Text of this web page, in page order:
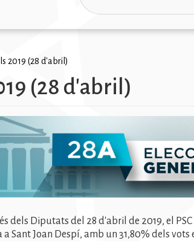
2019 (28 d'abril)
(28 d'abril)
dels Diputats del 28 d'abril de 2019, el
Sant Joan Despí, amb un 31,80% dels vots